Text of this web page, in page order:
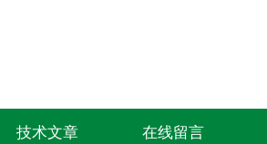
技术文章 在线留言